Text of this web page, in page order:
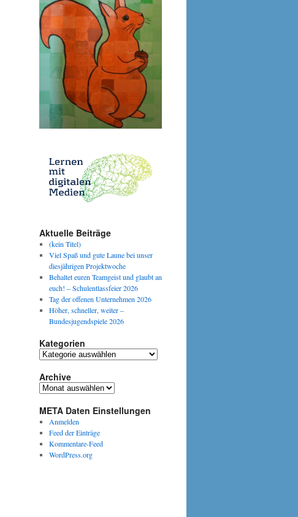
Aktuelle Beiträge
(kein Titel)
Viel Spaß und gute Laune bei unser
diesjährigen Projektwoche
Behaltet euren Teamgeist und glaubt an
euch! – Schulentlassfeier 2026
Tag der offenen Unternehmen 2026
Höher, schneller, weiter –
Bundesjugendspiele 2026
Kategorien
Kategorien
Archive
Archive
META Daten Einstellungen
Anmelden
Feed der Einträge
Kommentare-Feed
WordPress.org